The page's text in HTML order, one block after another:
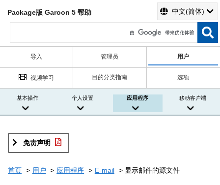
Package版 Garoon 5 帮助 中文(简体)
导入 管理员 用户
视频学习 目的分类指南 选项
基本操作 个人设置 应用程序 移动客户端
免责声明
首页 用户 应用程序 E-mail 显示邮件的源文件